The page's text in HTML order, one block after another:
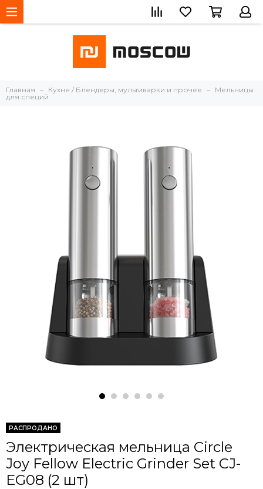
Главная Кухня / Блендеры, мультиварки и прочее
Мельницы
для специй
РАСПРОДАНО
Электрическая мельница Circle
Joy Fellow Electric Grinder Set CJ-
EG08 (2 шт)